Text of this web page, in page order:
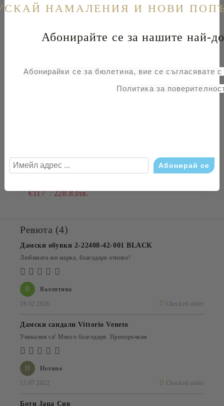
Подметка: каучук
ДАМСКИ ЧЕРНИ
€117
228.83лв.
Ревюта (4)
В Валентина
28.02.2026 Checked order
Дамски обувки 2-22408-42-001 BLACK
Любимата ми марка, благодаря отново!
Н Нелина
15.07.2022 Checked order
Дамски сандали Vittorio Veneto
Уникални са! Много благодаря. Препоръчвам
Боти Jana Сив
НАМАЛЕНИЯ И НОВИ
Абонирайте се за нашите най-
Абонирайки се за бюлетина, вие се съгласявате
Политика за